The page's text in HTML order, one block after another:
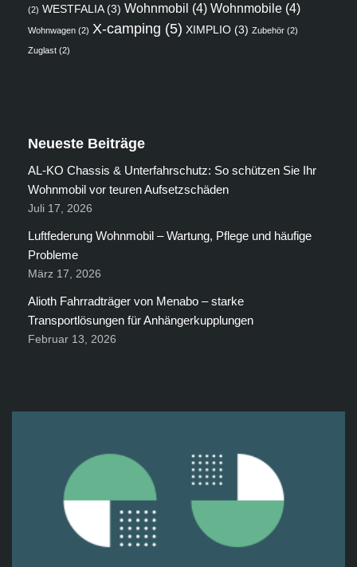
(2) WESTFALIA(3) Wohnmobil (4) Wohnmobile (4)
Wohnwagen (2) X-camping (5) XIMPLIO (3) Zubehör (2)
Zuglast (2)
Neueste Beiträge
AL-KO Chassis & Unterfahrschutz: So schützen Sie Ihr
Wohnmobil vor teuren Aufsetzschäden
Juli 17, 2026
Luftfederung Wohnmobil – Wartung, Pflege und häufige
Probleme
März 17, 2026
Alioth Fahrradträger von Menabo – starke
Transportlösungen für Anhängerkupplungen
Februar 13, 2026